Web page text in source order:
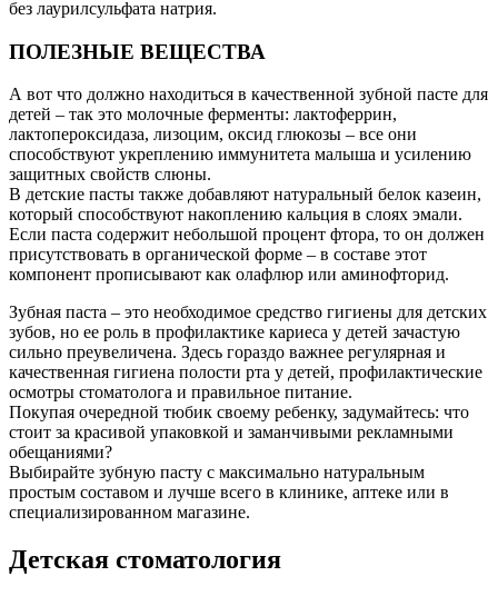
без лаурилсульфата натрия.
ПОЛЕЗНЫЕ ВЕЩЕСТВА
А вот что должно находиться в качественной зубной пасте для
детей – так это молочные ферменты: лактоферрин,
лактопероксидаза, лизоцим, оксид глюкозы – все они
способствуют укреплению иммунитета малыша и усилению
защитных свойств слюны.
В детские пасты также добавляют натуральный белок казеин,
который способствуют накоплению кальция в слоях эмали.
Если паста содержит небольшой процент фтора, то он должен
присутствовать в органической форме – в составе этот
компонент прописывают как олафлюр или аминофторид.
Зубная паста – это необходимое средство гигиены для детских
зубов, но ее роль в профилактике кариеса у детей зачастую
сильно преувеличена. Здесь гораздо важнее регулярная и
качественная гигиена полости рта у детей, профилактические
осмотры стоматолога и правильное питание.
Покупая очередной тюбик своему ребенку, задумайтесь: что
стоит за красивой упаковкой и заманчивыми рекламными
обещаниями?
Выбирайте зубную пасту с максимально натуральным
простым составом и лучше всего в клинике, аптеке или в
специализированном магазине.
Детская стоматология